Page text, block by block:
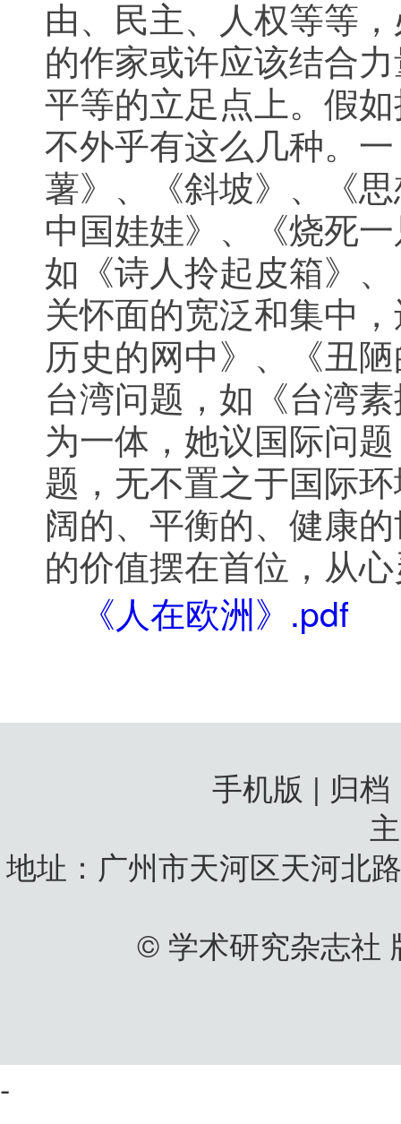
由、民主、人权等等
的作家或许应该结合
平等的立足点上。假
不外乎有这么几种。
薯》、《斜坡》、《
中国娃娃》、《烧死
如《诗人拎起皮箱》
关怀面的宽泛和集中
历史的网中》、《丑
台湾问题，如《台湾
为一体，她议国际问
题，无不置之于国际
阔的、平衡的、健康
的价值摆在首位，从
《人在欧洲》.pdf
手机版 | 归
地址：广州市天河区天河北
© 学术研究杂志社
-